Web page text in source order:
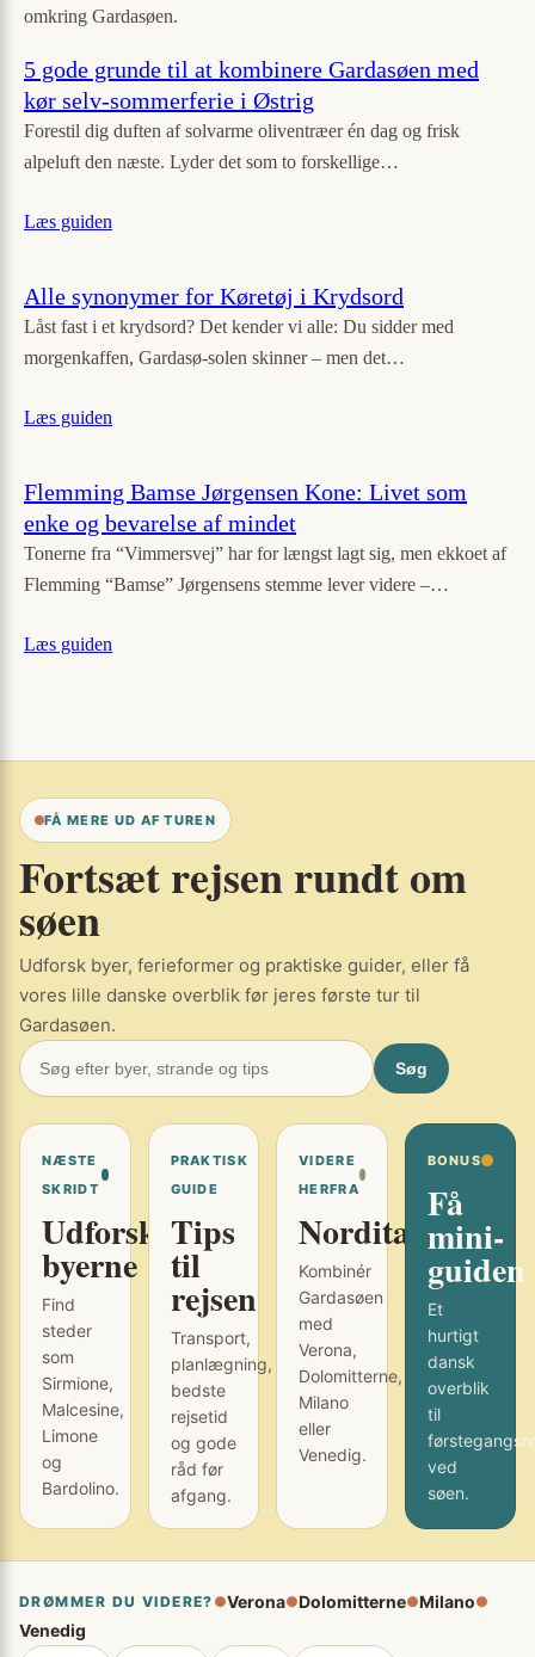
omkring Gardasøen.
5 gode grunde til at kombinere Gardasøen med
kør selv-sommerferie i Østrig
Forestil dig duften af solvarme oliventræer én dag og frisk
alpeluft den næste. Lyder det som to forskellige…
Læs guiden
Alle synonymer for Køretøj i Krydsord
Låst fast i et krydsord? Det kender vi alle: Du sidder med
morgenkaffen, Gardasø-solen skinner – men det…
Læs guiden
Flemming Bamse Jørgensen Kone: Livet som
enke og bevarelse af mindet
Tonerne fra “Vimmersvej” har for længst lagt sig, men ekkoet af
Flemming “Bamse” Jørgensens stemme lever videre –…
Læs guiden
FÅ MERE UD AF TUREN
Fortsæt rejsen rundt om
søen
Udforsk byer, ferieformer og praktiske guider, eller få
vores lille danske overblik før jeres første tur til
Gardasøen.
Søg
NÆSTE
SKRIDT
Udforsk
byerne
Find
steder
som
Sirmione,
Malcesine,
Limone
og
Bardolino.
PRAKTISK
GUIDE
Tips
til
rejsen
Transport,
planlægning,
bedste
rejsetid
og gode
råd før
afgang.
VIDERE
HERFRA
Norditalien
Kombinér
Gardasøen
med
Verona,
Dolomitterne,
Milano
eller
Venedig.
BONUS
Få
mini-
guiden
Et
hurtigt
dansk
overblik
til
ved
søen.
DRØMMER DU VIDERE? ●Verona●Dolomitterne●Milano●
Venedig